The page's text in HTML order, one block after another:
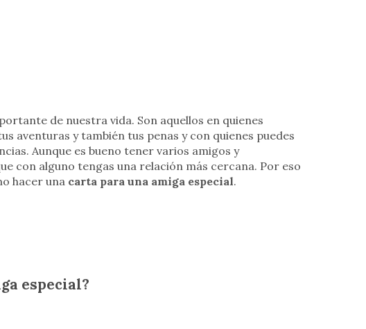
de nuestra vida. Son aquellos en quienes
aventuras y también tus penas y con quienes puedes
Aunque es bueno tener varios amigos y
con alguno tengas una relación más cercana. Por eso
hacer una carta para una amiga especial.
especial?